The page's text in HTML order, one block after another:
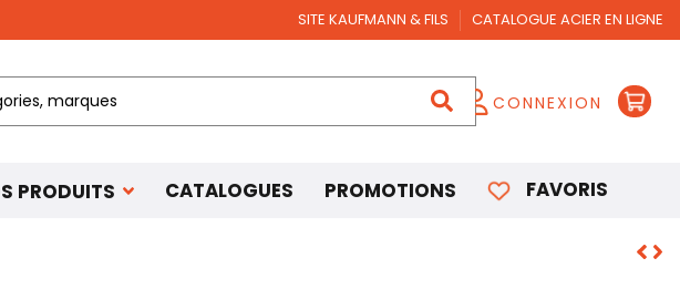
SITE KAUFMANN & FILS CATALOGUE ACIER EN LIGNE
CONNEXION
FAVORIS
PROMOTIONS
CATALOGUES
PRODUITS